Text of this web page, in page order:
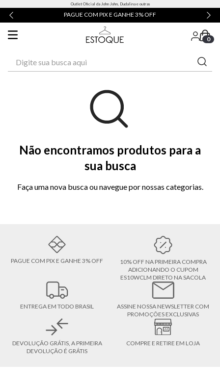
Outlet Oficial da John John, Dudalina e outras
PAGUE COM PIX E GANHE 3% OFF
0
Não encontramos produtos para a
sua busca
Faça uma nova busca ou navegue por nossas categorias.
PAGUE COM PIX E GANHE 3% OFF
10% OFF NA PRIMEIRA COMPRA
ADICIONANDO O CUPOM
ES10WCLM DIRETO NA SACOLA
ENTREGA EM TODO BRASIL
ASSINE NOSSA NEWSLETTER COM
PROMOÇÕES EXCLUSIVAS
DEVOLUÇÃO GRÁTIS, A PRIMEIRA
DEVOLUÇÃO É GRÁTIS
COMPRE E RETIRE EM LOJA